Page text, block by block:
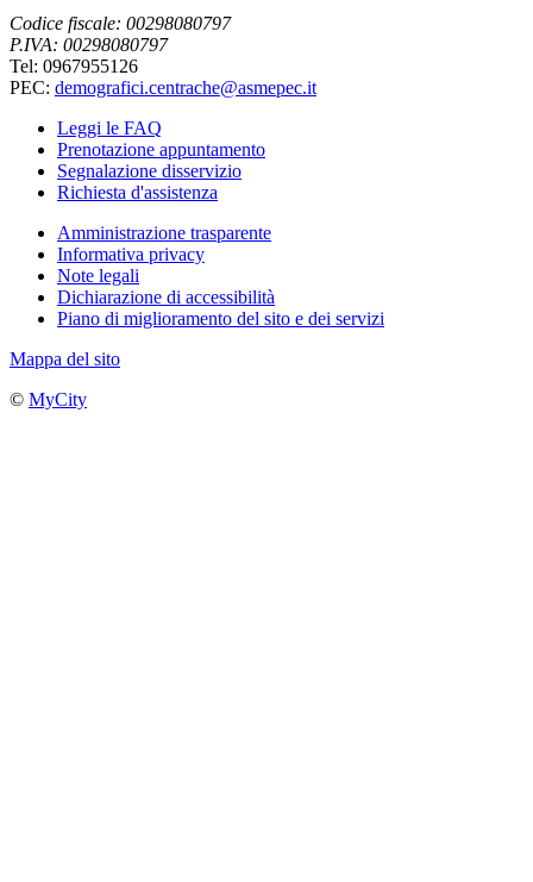
Codice fiscale: 00298080797
P.IVA: 00298080797
Tel: 0967955126
PEC: demografici.centrache@asmepec.it
Leggi le FAQ
Prenotazione appuntamento
Segnalazione disservizio
Richiesta d'assistenza
Amministrazione trasparente
Informativa privacy
Note legali
Dichiarazione di accessibilità
Piano di miglioramento del sito e dei servizi
Mappa del sito
© MyCity